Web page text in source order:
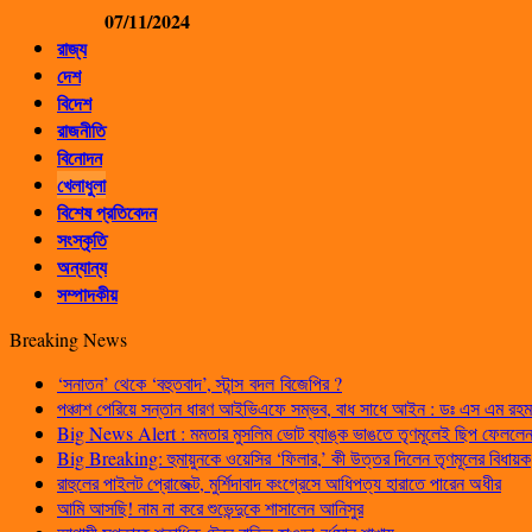
07/11/2024
রাজ্য
দেশ
বিদেশ
রাজনীতি
বিনোদন
খেলাধুলা
বিশেষ প্রতিবেদন
সংস্কৃতি
অন্যান্য
সম্পাদকীয়
Breaking News
‘সনাতন’ থেকে ‘বহুতবাদ’, স্টান্স বদল বিজেপির ?
পঞ্চাশ পেরিয়ে সন্তান ধারণ আইভিএফে সম্ভব, বাধ সাধে আইন : ডঃ এস এম
Big News Alert : মমতার মুসলিম ভোট ব্যাঙ্ক ভাঙতে তৃণমূলেই ছিপ ফেললেন
Big Breaking: হুমায়ুনকে ওয়েসির ‘ফিলার,’ কী উত্তর দিলেন তৃণমূলের বিধায়ক
রাহুলের পাইলট প্রোজেক্ট, মুর্শিদাবাদ কংগ্রেসে আধিপত্য হারাতে পারেন অধীর
আমি আসছি! নাম না করে শুভেন্দুকে শাসালেন আনিসুর